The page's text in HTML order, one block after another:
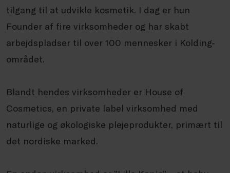
tilgang til at udvikle kosmetik. I dag er hun
Founder af fire virksomheder og har skabt
arbejdspladser til over 100 mennesker i Kolding-
området.
Blandt hendes virksomheder er House of
Cosmetics, en private label virksomhed med
naturlige og økologiske plejeprodukter, primært til
det nordiske marked.